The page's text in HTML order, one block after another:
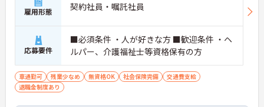
雇用形態 契約社員・嘱託社員
応募要件
■必須条件 ・人が好きな方 ■歓迎条件 ・ヘ
ルパー、介護福祉士等資格保有の方
車通勤可 残業少なめ 無資格OK 社会保険完備
交通費支給
退職金制度あり